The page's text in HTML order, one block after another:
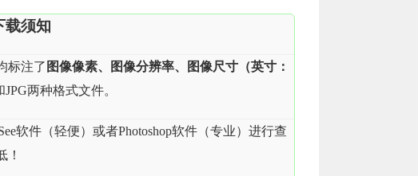
载须知
标注了 图像像素、图像分辨率、图像尺寸（英寸：
两种格式文件。
软件（轻便）或者Photoshop软件（专业）进行查
！